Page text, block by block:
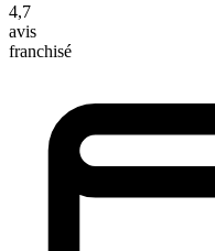
4,7
avis
franchisé